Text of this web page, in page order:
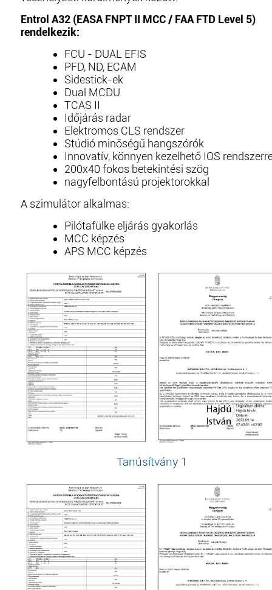
Entrol A32 (EASA FNPT II MCC / FAA FTD Level 5)
rendelkezik:
FCU - DUAL EFIS
PFD, ND, ECAM
Sidestick-ek
Dual MCDU
TCAS II
Időjárás radar
Elektromos CLS rendszer
Stúdió minőségű hangszórók
Innovatív, könnyen kezelhető IOS
200x40 fokos betekintési szög
nagyfelbontású projektorokkal
A szimulátor alkalmas:
Pilótafülke eljárás gyakorlás
MCC képzés
APS MCC képzés
Tanúsítvány 1